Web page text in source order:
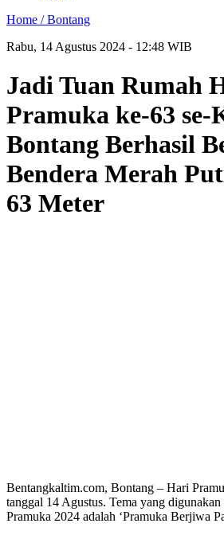
Home /Bontang
Rabu, 14 Agustus 2024 - 12:48 WIB
Jadi Tuan Rumah
Pramuka ke-63
Bontang Berhasil
Bendera Merah
63 Meter
Bentangkaltim.com, Bontang – Hari
tanggal 14 Agustus. Tema yang
Pramuka 2024 adalah ‘Pramuka Berjiwa